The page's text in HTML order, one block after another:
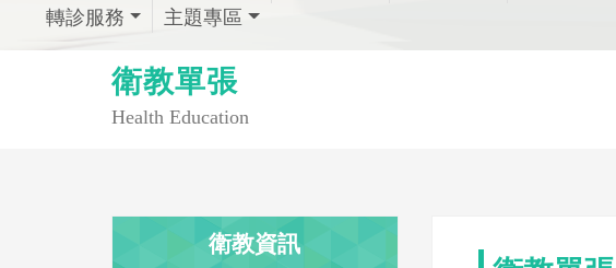
轉診服務
主題專區
衛教單張
Health Education
衛教資訊